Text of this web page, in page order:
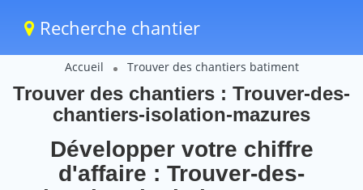
Recherche chantier
Accueil Trouver des chantiers batiment
Trouver des chantiers : Trouver-des-
chantiers-isolation-mazures
Développer votre chiffre
d'affaire : Trouver-des-